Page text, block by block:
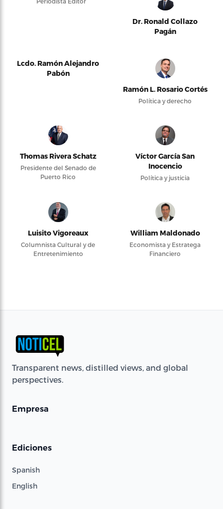
Dr. Ronald Collazo
Pagán
Lcdo. Ramón Alejandro
Pabón
Ramón L. Rosario Cortés
Política y derecho
Thomas Rivera Schatz
Presidente del Senado de
Puerto Rico
Víctor García San
Inocencio
Política y justicia
Luisito Vigoreaux
Columnista Cultural y de
Entretenimiento
William Maldonado
Economista y Estratega
Financiero
Transparent news, distilled views, and global
perspectives.
Empresa
Ediciones
Spanish
English